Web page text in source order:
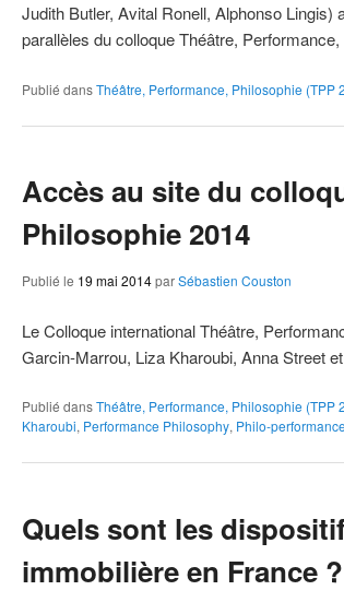
Judith Butler, Avital Ronell, Alphonso
parallèles du colloque Théâtre,
Publié dansThéâtre, Performance, Philosophie (TPP
Accès au site du
Philosophie 2014
Publié le 19 mai 2014parSébastien Couston
Le Colloque international Théâtre,
Garcin-Marrou, Liza Kharoubi, Anna Street
Publié dansThéâtre, Performance, Philosophie (TPP
Kharoubi, Performance Philosophy, Philo-performance
Quels sont les
immobilière en France ?